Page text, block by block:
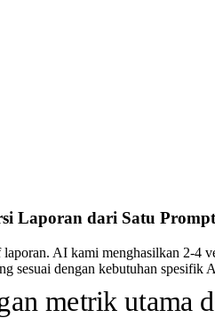
Laporan dari Satu
AI kami menghasilkan 2-4
sesuai dengan kebutuhan spesifik
metrik utama